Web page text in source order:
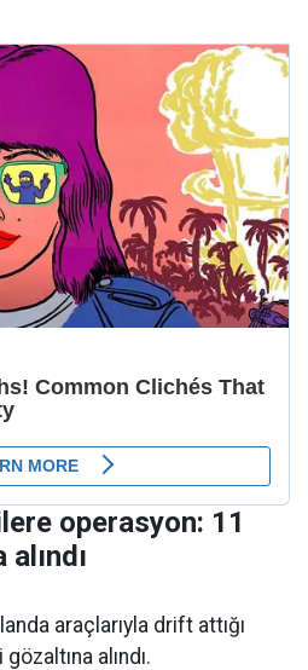
operasyon: 11
araçlarıyla drift attığı
alındı.